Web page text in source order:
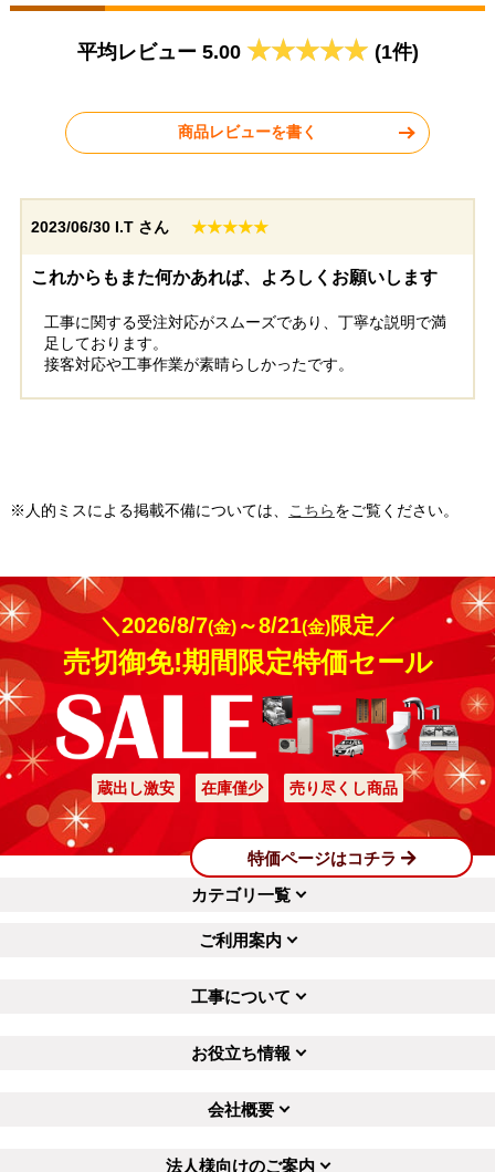
2026年1月19日
TOTO 浴室水栓 TBV03406J1
2025年11月11日
TOTO 浴室水栓 TMN40STY4
工事実績をもっと見る
平均レビュー 5.00 (1件)
商品レビューを書く
2023/06/30 I.T さん ★★★★★
これからもまた何かあれば、よろしくお願いします
工事に関する受注対応がスムーズであり、丁寧な説明で満
足しております。
接客対応や工事作業が素晴らしかったです。
※人的ミスによる掲載不備については、 こちらをご覧ください。
＼2026/8/7(金)～8/21(金)限定／
売切御免!期間限定特価セール
蔵出し激安 在庫僅少 売り尽くし商品
特価ページはコチラ
カテゴリ一覧
ご利用案内
工事について
お役立ち情報
会社概要
法人様向けのご案内